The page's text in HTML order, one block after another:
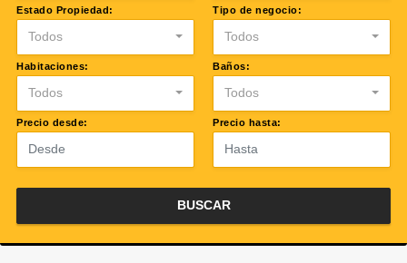
Estado Propiedad:
Todos
Tipo de negocio:
Todos
Habitaciones:
Todos
Baños:
Todos
Precio desde: Precio hasta:
BUSCAR